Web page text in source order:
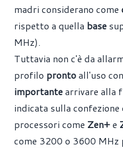
madri considerano come
rispetto a quella base
MHz).
Tuttavia non c'è da
profilo prontoall'uso
importantearrivare alla
indicata sulla confezione
processori come Zen+e
come 3200 o 3600 MHz